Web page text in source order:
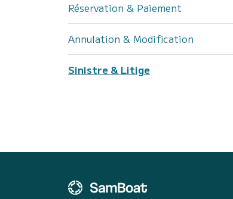
Réservation & Paiement
Annulation & Modification
Sinistre & Litige